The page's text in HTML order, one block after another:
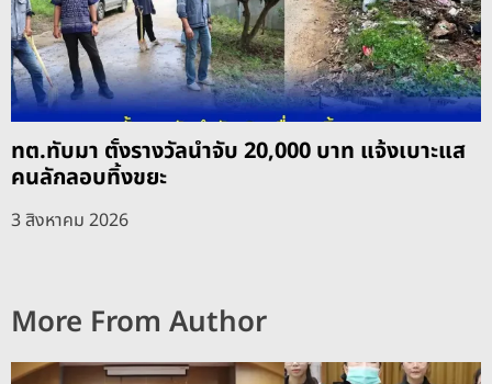
ทต.ทับมา ตั้งรางวัลนำจับ 20,000 บาท แจ้งเบาะแส
คนลักลอบทิ้งขยะ
3 สิงหาคม 2026
More From Author